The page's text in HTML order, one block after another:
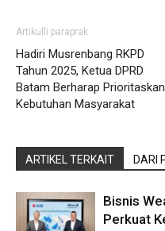
Artikulli paraprak
Hadiri Musrenbang RKPD
Tahun 2025, Ketua DPRD
Batam Berharap Prioritaskan
Kebutuhan Masyarakat
ARTIKEL TERKAIT DARI
Bisnis
Perkuat